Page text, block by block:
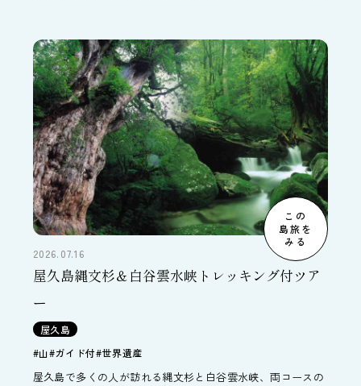
もできます。半日オプションや延泊プランでさらに屋久島を
味わい尽くす滞在もできます。
この
島旅を
みる
2026.07.16
屋久島縄文杉＆白谷雲水峡トレッキング付ツア
ー
屋久島
#山#ガイド付#世界遺産
屋久島で多くの人が訪れる縄文杉と白谷雲水峡、両コースの